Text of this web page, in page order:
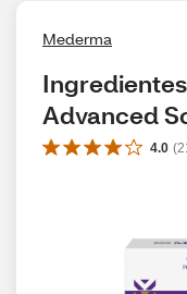
Mederma
Advanced
4.0 (